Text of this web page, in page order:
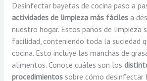
Desinfectar bayetas de cocina paso a
actividades de limpieza más fáciles a
nuestro hogar. Estos paños de limpieza
facilidad, conteniendo toda la suciedad
cocina. Esto incluye las manchas de
alimentos. Conoce cuáles son los
procedimientossobre cómo desinfectar